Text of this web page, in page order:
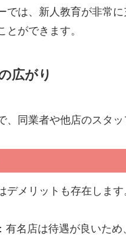
では、新人教育が非常
とができます。
広がり
、同業者や他店のスタ
デメリットも存在します
有名店は待遇が良いため